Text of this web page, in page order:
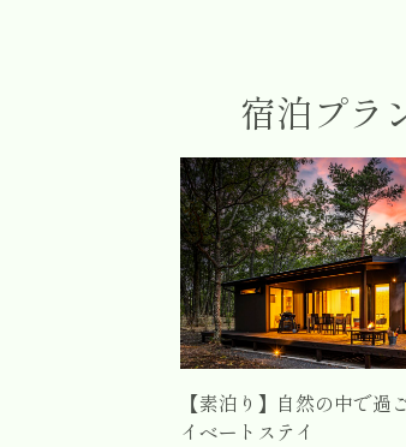
宿泊プラ
【素泊り】自然の中で過
イベートステイ